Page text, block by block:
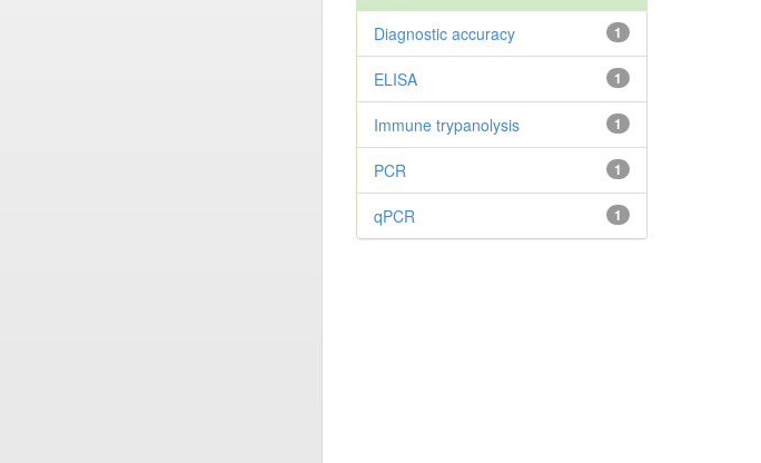
1
Diagnostic accuracy
1
ELISA
1
Immune trypanolysis
1
PCR
1
qPCR